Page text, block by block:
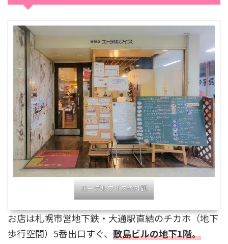
エーデルワイスの外観
お店は札幌市営地下鉄・大通駅直結のチカホ（地下
歩行空間）5番出口すぐ、 敷島ビルの地下1階。